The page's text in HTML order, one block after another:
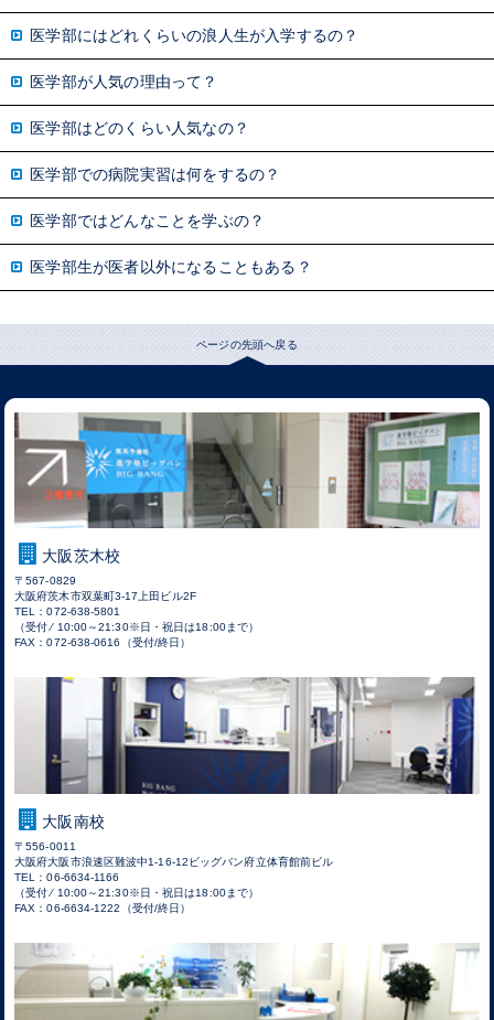
医学部にはどれくらいの浪人生が入学するの？
医学部が人気の理由って？
医学部はどのくらい人気なの？
医学部での病院実習は何をするの？
医学部ではどんなことを学ぶの？
医学部生が医者以外になることもある？
ページの先頭へ戻る
大阪茨木校
〒567-0829
大阪府茨木市双葉町3-17上田ビル2F
TEL：072-638-5801
（受付 ⁄ 10:00～21:30※日・祝日は18:00まで）
FAX：072-638-0616（受付/終日）
大阪南校
〒556-0011
大阪府大阪市浪速区難波中1-16-12ビッグバン府立体育館前ビル
TEL：06-6634-1166
（受付 ⁄ 10:00～21:30※日・祝日は18:00まで）
FAX：06-6634-1222（受付/終日）